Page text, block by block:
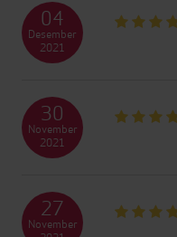
04
Desember
2021
30
November
2021
27
November